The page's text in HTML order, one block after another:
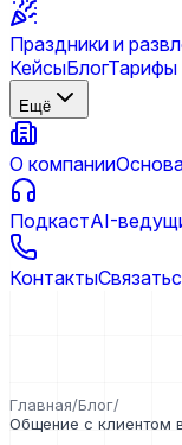
Праздники и
КейсыБлогТарифы
Ещё
О компании
ПодкастAI-
Контакты
Главная/Блог/